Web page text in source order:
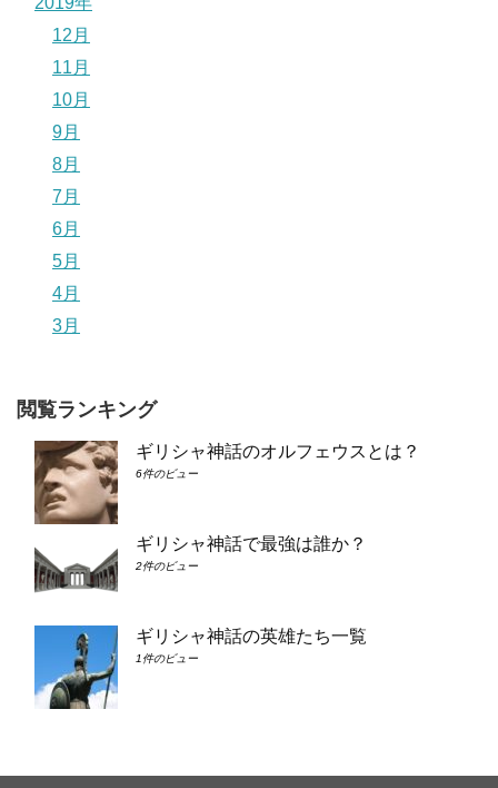
12月
11月
10月
9月
8月
7月
6月
5月
4月
3月
閲覧ランキング
ギリシャ神話のオルフェウスとは？
6件のビュー
ギリシャ神話で最強は誰か？
2件のビュー
ギリシャ神話の英雄たち一覧
1件のビュー